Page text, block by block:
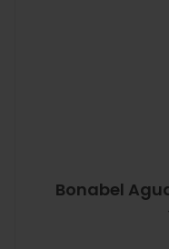
Bonabel